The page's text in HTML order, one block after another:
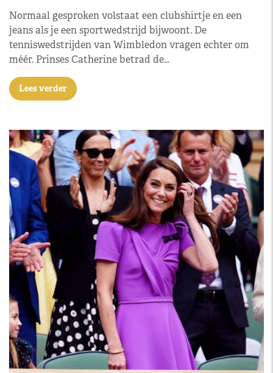
Normaal gesproken volstaat een clubshirtje en een
jeans als je een sportwedstrijd bijwoont. De
tenniswedstrijden van Wimbledon vragen echter om
méér. Prinses Catherine betrad de…
Lees verder